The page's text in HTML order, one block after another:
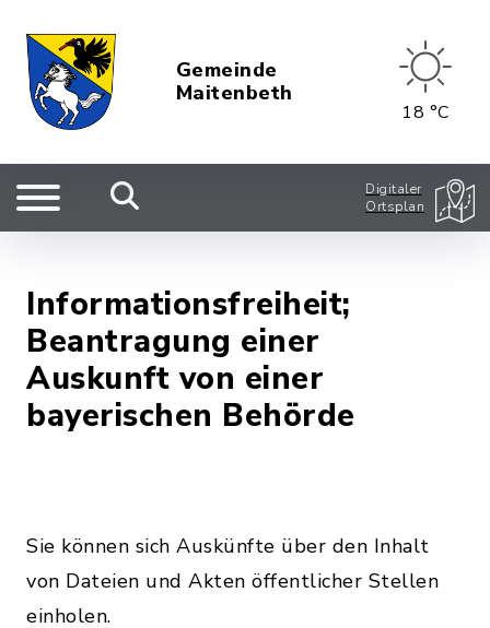
Gemeinde
Maitenbeth
18 °C
Digitaler
Ortsplan
Informationsfreiheit;
Beantragung einer
Auskunft von einer
bayerischen Behörde
Sie können sich Auskünfte über den Inhalt
von Dateien und Akten öffentlicher Stellen
einholen.